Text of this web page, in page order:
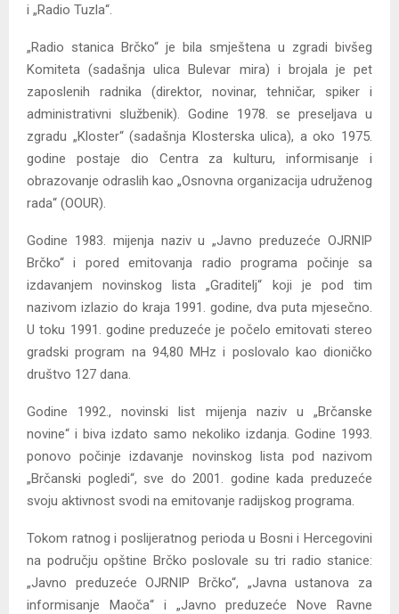
i „Radio Tuzla“.
„Radio stanica Brčko“ je bila smještena u zgradi bivšeg
Komiteta (sadašnja ulica Bulevar mira) i brojala je pet
zaposlenih radnika (direktor, novinar, tehničar, spiker i
administrativni službenik). Godine 1978. se preseljava u
zgradu „Kloster“ (sadašnja Klosterska ulica), a oko 1975.
godine postaje dio Centra za kulturu, informisanje i
obrazovanje odraslih kao „Osnovna organizacija udruženog
rada“ (OOUR).
Godine 1983. mijenja naziv u „Javno preduzeće OJRNIP
Brčko“ i pored emitovanja radio programa počinje sa
izdavanjem novinskog lista „Graditelj“ koji je pod tim
nazivom izlazio do kraja 1991. godine, dva puta mjesečno.
U toku 1991. godine preduzeće je počelo emitovati stereo
gradski program na 94,80 MHz i poslovalo kao dioničko
društvo 127 dana.
Godine 1992., novinski list mijenja naziv u „Brčanske
novine“ i biva izdato samo nekoliko izdanja. Godine 1993.
ponovo počinje izdavanje novinskog lista pod nazivom
„Brčanski pogledi“, sve do 2001. godine kada preduzeće
svoju aktivnost svodi na emitovanje radijskog programa.
Tokom ratnog i poslijeratnog perioda u Bosni i Hercegovini
na području opštine Brčko poslovale su tri radio stanice:
„Javno preduzeće OJRNIP Brčko“, „Javna ustanova za
informisanje Maoča“ i „Javno preduzeće Nove Ravne